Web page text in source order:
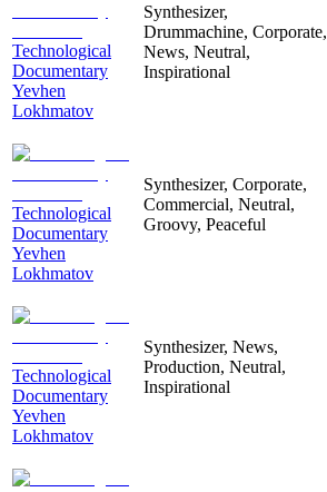
Technological
Documentary
Yevhen
Lokhmatov
Synthesizer,
Drummachine, Corporate,
News, Neutral,
Inspirational
Technological
Documentary
Yevhen
Lokhmatov
Synthesizer, Corporate,
Commercial, Neutral,
Groovy, Peaceful
Technological
Documentary
Yevhen
Lokhmatov
Synthesizer, News,
Production, Neutral,
Inspirational